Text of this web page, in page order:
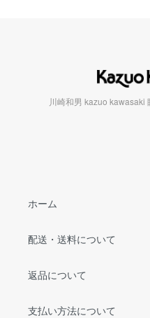
川崎和男 kazuo kawasaki
ホーム
配送・送料について
返品について
支払い方法について